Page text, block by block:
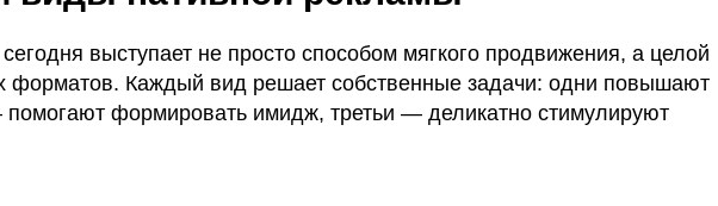
выступает не просто способом мягкого продвижения, а целой
форматов. Каждый вид решает собственные задачи: одни повышают
формировать имидж, третьи — деликатно стимулируют